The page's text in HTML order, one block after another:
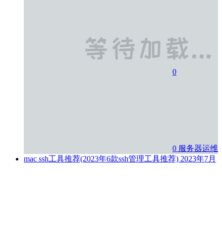
0
0 服务器运维
mac ssh工具推荐(2023年6款ssh管理工具推荐) 2023年7月